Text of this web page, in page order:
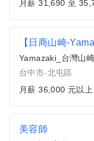
月薪 31,690 至
【日商山崎-
Yamazaki_台灣山
台中市-北屯區
月薪 36,000 元以上
美容師